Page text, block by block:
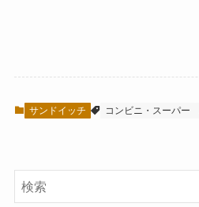
サンドイッチ コンビニ・スーパー